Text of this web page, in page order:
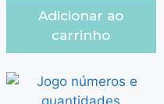
Adicionar ao
carrinho